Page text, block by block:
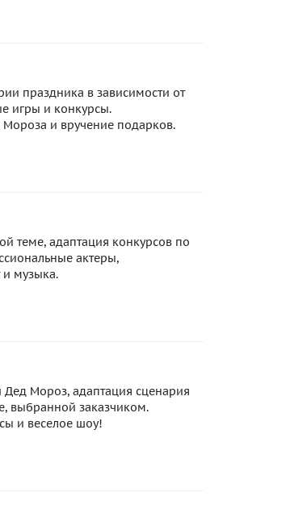
праздника в зависимости от
игры и конкурсы.
и вручение подарков.
теме, адаптация конкурсов по
актеры,
и музыка.
Мороз, адаптация сценария
выбранной заказчиком.
и веселое шоу!